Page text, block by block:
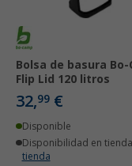
Bolsa de basura Bo-
Flip Lid 120 litros
32,99 €
Disponible
Disponibilidad en
tienda